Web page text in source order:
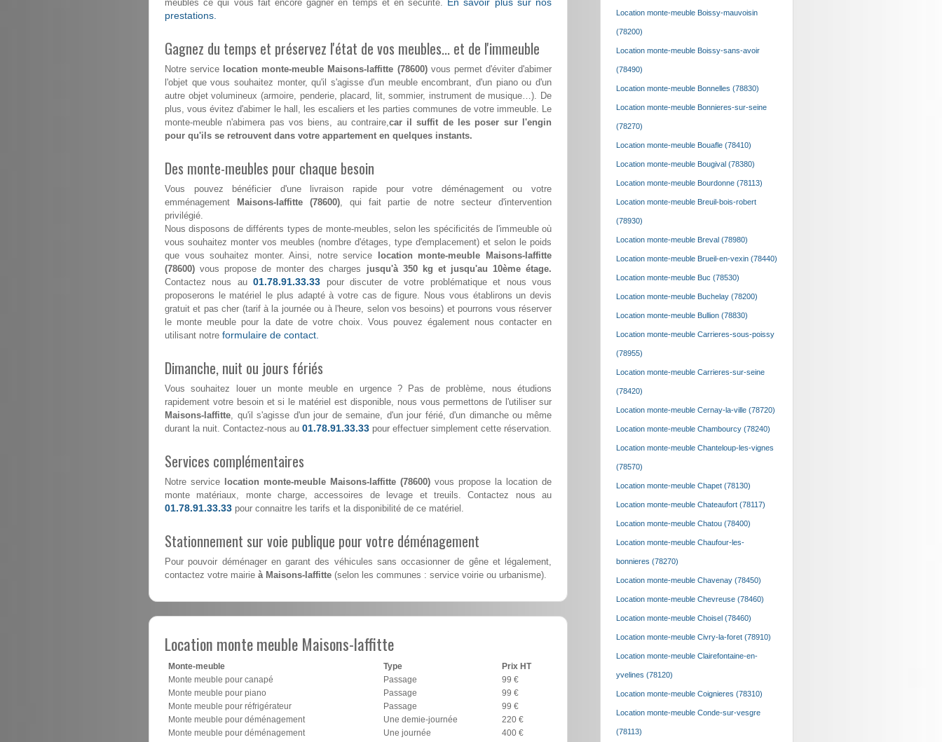
meubles ce qui vous fait encore gagner en temps et en sécurité. En savoir plus sur nos
prestations.
Gagnez du temps et préservez l'état de vos meubles... et de l'immeuble
Notre service location monte-meuble Maisons-laffitte (78600)vous permet d'éviter d'abimer
l'objet que vous souhaitez monter, qu'il s'agisse d'un meuble encombrant, d'un piano ou d'un
autre objet volumineux (armoire, penderie, placard, lit, sommier, instrument de musique…). De
plus, vous évitez d'abimer le hall, les escaliers et les parties communes de votre immeuble. Le
monte-meuble n'abimera pas vos biens, au contraire,car il suffit de les poser sur l'engin
pour qu'ils se retrouvent dans votre appartement en quelques instants.
Des monte-meubles pour chaque besoin
Vous pouvez bénéficier d'une livraison rapide pour votre déménagement ou votre
emménagement
Maisons-laffitte (78600), qui fait partie de notre secteur d'intervention
privilégié.
Nous disposons de différents types de monte-meubles, selon les spécificités de l'immeuble où
vous souhaitez monter vos meubles (nombre d'étages, type d'emplacement) et selon le poids
que vous souhaitez monter. Ainsi, notre service
location monte-meuble Maisons-laffitte
(78600) vous propose de monter des charges jusqu'à 350 kg et jusqu'au 10ème étage.
Contactez nous au01.78.91.33.33 pour discuter de votre problématique et nous vous
proposerons le matériel le plus adapté à votre cas de figure. Nous vous établirons un devis
gratuit et pas cher (tarif à la journée ou à l'heure, selon vos besoins) et pourrons vous réserver
le monte meuble pour la date de votre choix. Vous pouvez également nous contacter en
utilisant notre formulaire de contact.
Dimanche, nuit ou jours fériés
Vous souhaitez louer un monte meuble en urgence ? Pas de problème, nous étudions
rapidement votre besoin et si le matériel est disponible, nous vous permettons de l'utiliser sur
Maisons-laffitte, qu'il s'agisse d'un jour de semaine, d'un jour férié, d'un dimanche ou même
durant la nuit. Contactez-nous au 01.78.91.33.33 pour effectuer simplement cette réservation.
Services complémentaires
Notre service location monte-meuble Maisons-laffitte (78600) vous propose la location de
monte matériaux, monte charge, accessoires de levage et treuils. Contactez nous au
01.78.91.33.33 pour connaitre les tarifs et la disponibilité de ce matériel.
Stationnement sur voie publique pour votre déménagement
Pour pouvoir déménager en garant des véhicules sans occasionner de gêne et légalement,
contactez votre mairie à Maisons-laffitte (selon les communes : service voirie ou urbanisme).
Location monte meuble Maisons-laffitte
Monte-meuble Type
Prix HT
Monte meuble pour canapé
Passage
99 €
Monte meuble pour piano
Passage
99 €
Monte meuble pour réfrigérateur
Passage
99 €
Monte meuble pour déménagement
Une demie-journée
220 €
Monte meuble pour déménagement
Une journée 400 €
Location monte-meuble Boissy-mauvoisin
(78200)
Location monte-meuble Boissy-sans-avoir
(78490)
Location monte-meuble Bonnelles (78830)
Location monte-meuble Bonnieres-sur-seine
(78270)
Location monte-meuble Bouafle (78410)
Location monte-meuble Bougival (78380)
Location monte-meuble Bourdonne (78113)
Location monte-meuble Breuil-bois-robert
(78930)
Location monte-meuble Breval (78980)
Location monte-meuble Brueil-en-vexin (78440)
Location monte-meuble Buc (78530)
Location monte-meuble Buchelay (78200)
Location monte-meuble Bullion (78830)
Location monte-meuble Carrieres-sous-poissy
(78955)
Location monte-meuble Carrieres-sur-seine
(78420)
Location monte-meuble Cernay-la-ville (78720)
Location monte-meuble Chambourcy (78240)
Location monte-meuble Chanteloup-les-vignes
(78570)
Location monte-meuble Chapet (78130)
Location monte-meuble Chateaufort (78117)
Location monte-meuble Chatou (78400)
Location monte-meuble Chaufour-les-
bonnieres (78270)
Location monte-meuble Chavenay (78450)
Location monte-meuble Chevreuse (78460)
Location monte-meuble Choisel (78460)
Location monte-meuble Civry-la-foret (78910)
Location monte-meuble Clairefontaine-en-
yvelines (78120)
Location monte-meuble Coignieres (78310)
Location monte-meuble Conde-sur-vesgre
(78113)